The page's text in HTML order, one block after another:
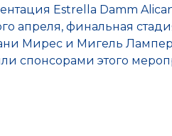
Estrella Damm
апреля, финальная
Мирес и Мигель
спонсорами этого